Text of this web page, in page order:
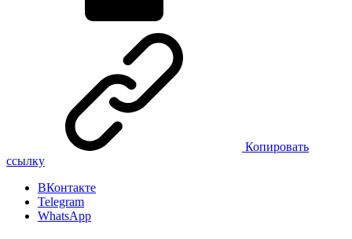
Копировать
ссылку
ВКонтакте
Telegram
WhatsApp